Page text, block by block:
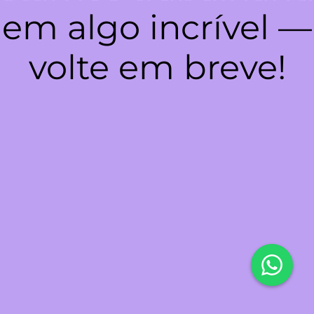
em algo incrível —
volte em breve!